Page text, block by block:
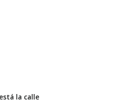
la calle